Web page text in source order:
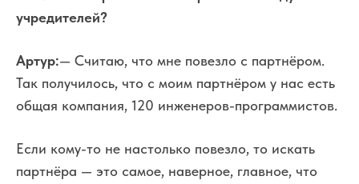
учредителей?
Артур:— Считаю, что мне повезло с партнёром.
Так получилось, что с моим партнёром у нас есть
общая компания, 120 инженеров-программистов.
Если кому-то не настолько повезло, то искать
партнёра — это самое, наверное, главное, что